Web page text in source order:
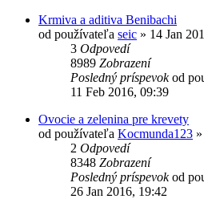
Krmiva a aditiva Benibachi
od používateľa seic » 14 Jan
3 Odpovedí
8989 Zobrazení
Posledný príspevokod
11 Feb 2016, 09:39
Ovocie a zelenina pre krevety
od používateľa Kocmunda123 »
2 Odpovedí
8348 Zobrazení
Posledný príspevokod
26 Jan 2016, 19:42